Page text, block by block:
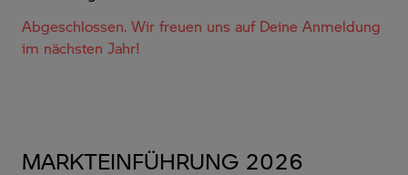
Abgeschlossen. Wir freuen uns auf Deine Anmeldung
im nächsten Jahr!
MARKTEINFÜHRUNG 2026